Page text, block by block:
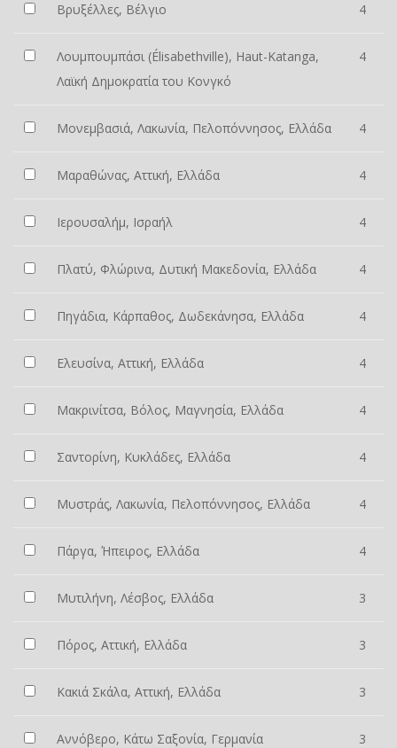
Βρυξέλλες, Βέλγιο 4
Λουμπουμπάσι (Élisabethville), Haut-Katanga,
Λαϊκή Δημοκρατία του Κονγκό
4
Μονεμβασιά, Λακωνία, Πελοπόννησος, Ελλάδα 4
Μαραθώνας, Αττική, Ελλάδα 4
Ιερουσαλήμ, Ισραήλ 4
Πλατύ, Φλώρινα, Δυτική Μακεδονία, Ελλάδα 4
Πηγάδια, Κάρπαθος, Δωδεκάνησα, Ελλάδα 4
Ελευσίνα, Αττική, Ελλάδα 4
Μακρινίτσα, Βόλος, Μαγνησία, Ελλάδα 4
Σαντορίνη, Κυκλάδες, Ελλάδα 4
Μυστράς, Λακωνία, Πελοπόννησος, Ελλάδα 4
Πάργα, Ήπειρος, Ελλάδα 4
Μυτιλήνη, Λέσβος, Ελλάδα 3
Πόρος, Αττική, Ελλάδα 3
Κακιά Σκάλα, Αττική, Ελλάδα 3
Αννόβερο, Κάτω Σαξονία, Γερμανία 3